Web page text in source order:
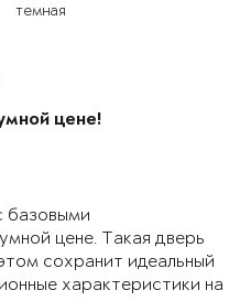
темная
цене!
базовыми
цене. Такая дверь
сохранит идеальный
характеристики на